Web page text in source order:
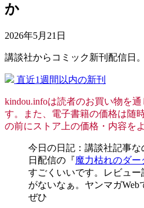
か
2026年5月21日
講談社からコミック新刊配信日。
直近1週間以内の新刊
kindou.infoは読者のお買い物を
す。また、電子書籍の価格は随
の前にストア上の価格・内容を
今日の日記：講談社記事
日配信の『魔力枯れのダー
すごくいいです。レビュ
がないなぁ。ヤンマガWeb
ぜひ